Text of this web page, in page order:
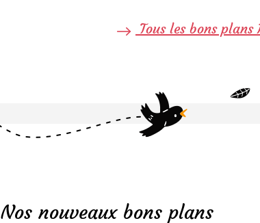
Tous les bons
Nos nouveaux bons plans